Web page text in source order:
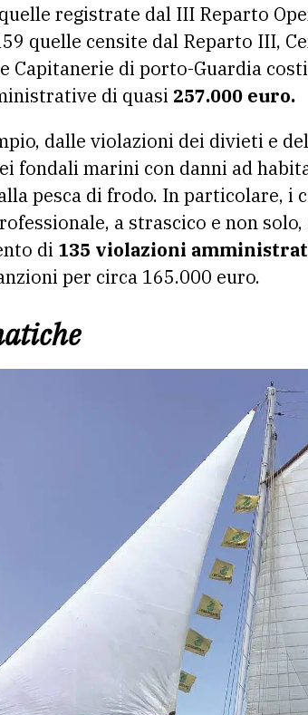
registrate dal III Reparto
quelle censite dal Reparto III,
Capitanerie di porto-Guardia
di quasi 257.000 euro.
dalle violazioni dei divieti e
fondali marini con danni ad
pesca di frodo. In particolare,
a strascico e non
di 135 violazioni
per circa 165.000 euro.